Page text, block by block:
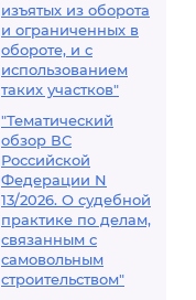
изъятых из оборота
и ограниченных в
обороте, и с
использованием
таких участков"
"Тематический
обзор ВС
Российской
Федерации N
13/2026. О судебной
практике по делам,
связанным с
самовольным
строительством"